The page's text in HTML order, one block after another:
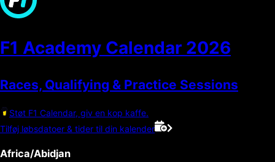
F1 Academy Calendar 2026
Races, Qualifying & Practice Sessions
Støt F1 Calendar, giv en kop kaffe.
Tilføj løbsdatoer & tider til din kalender
Africa/Abidjan